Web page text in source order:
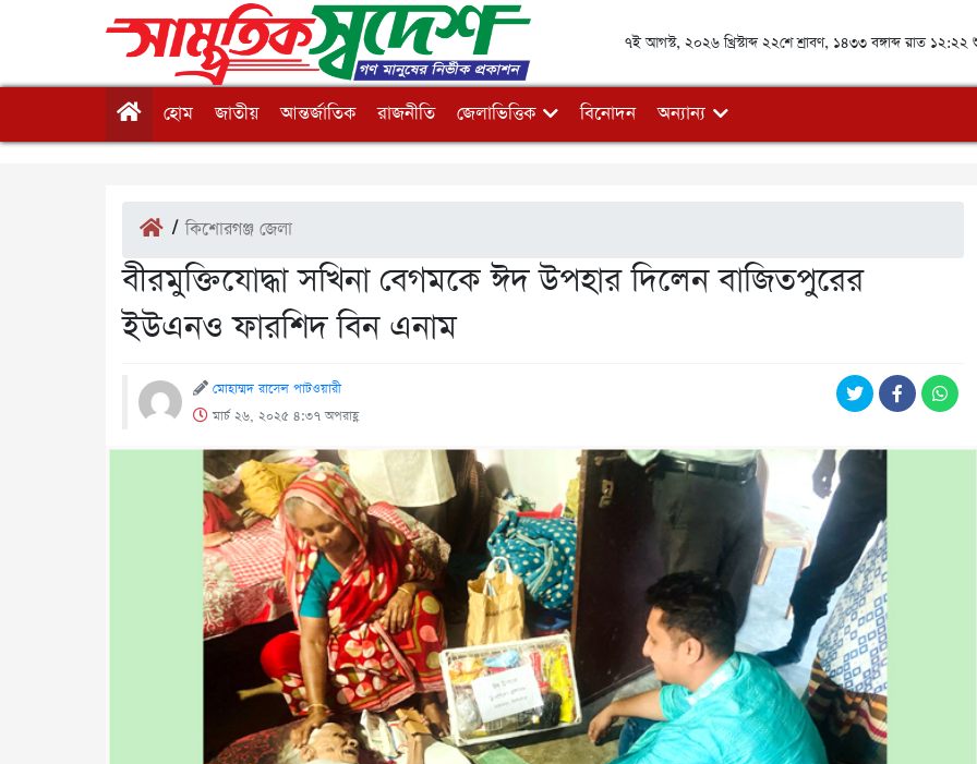
৭ই আগস্ট, ২০২৬ খ্রিস্টাব্দ ২২শে শ্রাবণ, ১৪৩৩ বঙ্গাব্দ রাত ১২:২২
হোম জাতীয় আন্তর্জাতিক রাজনীতি জেলাভিত্তিক বিনোদন অন্যান্য
/কিশোরগঞ্জ জেলা
বীরমুক্তিযোদ্ধা সখিনা বেগমকে ঈদ উপহার দিলেন বাজিতপুরের
ইউএনও ফারশিদ বিন এনাম
মোহাম্মদ রাসেল পাটওয়ারী
মার্চ ২৬, ২০২৫ ৪:৩৭ অপরাহ্ণ